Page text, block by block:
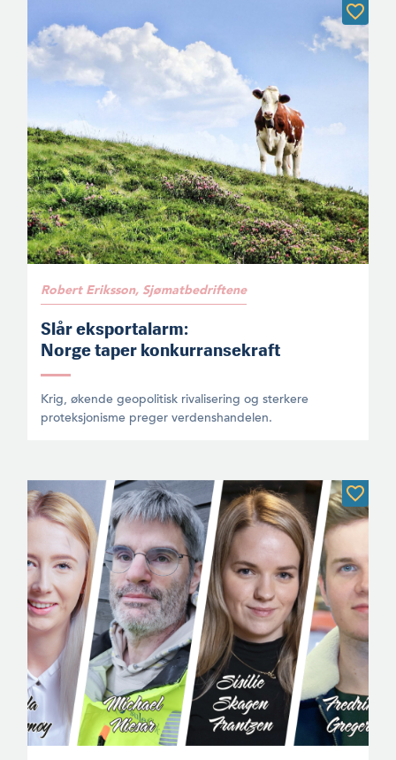
Robert Eriksson, Sjømatbedriftene
Slår eksportalarm:
Norge taper konkurransekraft
Krig, økende geopolitisk rivalisering og sterkere
proteksjonisme preger verdenshandelen.